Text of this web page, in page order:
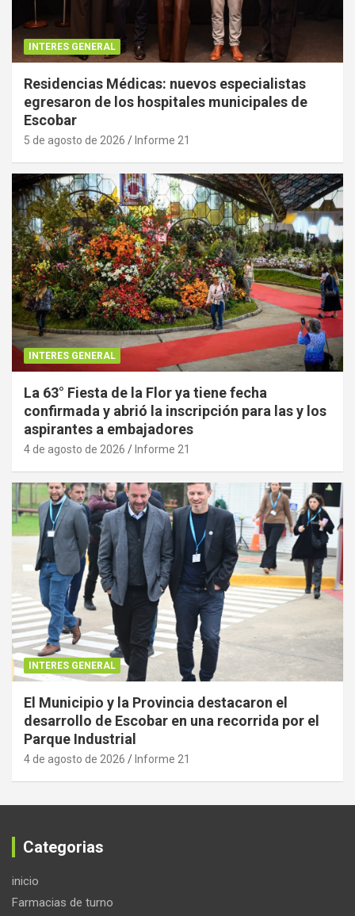
INTERES GENERAL
Residencias Médicas: nuevos especialistas
egresaron de los hospitales municipales de
Escobar
5 de agosto de 2026 Informe 21
INTERES GENERAL
La 63° Fiesta de la Flor ya tiene fecha
confirmada y abrió la inscripción para las y los
aspirantes a embajadores
4 de agosto de 2026 Informe 21
INTERES GENERAL
El Municipio y la Provincia destacaron el
desarrollo de Escobar en una recorrida por el
Parque Industrial
4 de agosto de 2026 Informe 21
Categorias
inicio
Farmacias de turno